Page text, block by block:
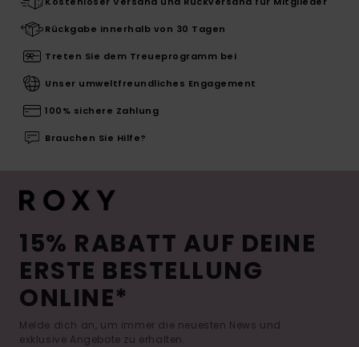
Rückgabe innerhalb von 30 Tagen
Treten Sie dem Treueprogramm bei
Unser umweltfreundliches Engagement
100% sichere Zahlung
Brauchen Sie Hilfe?
15% RABATT AUF DEINE
ERSTE BESTELLUNG
ONLINE*
Melde dich an, um immer die neuesten News und
exklusive Angebote zu erhalten.